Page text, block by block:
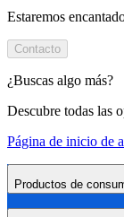
Estaremos
Contacto
¿Buscas algo más?
Descubre todas las
Página de inicio de
Productos de